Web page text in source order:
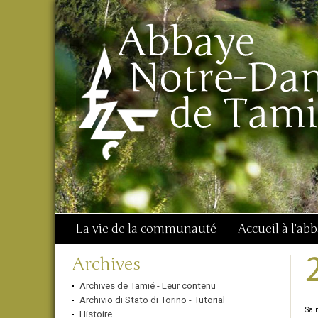
Aller
au
contenu.
|
Aller
à
navigation
Outils
personnels
Chercher par
Recherche
avancée…
La vie de la communauté Accueil à
Navigation
Archives
Archives de Tamié - Leur contenu
Archivio di Stato di Torino - Tutorial
Histoire